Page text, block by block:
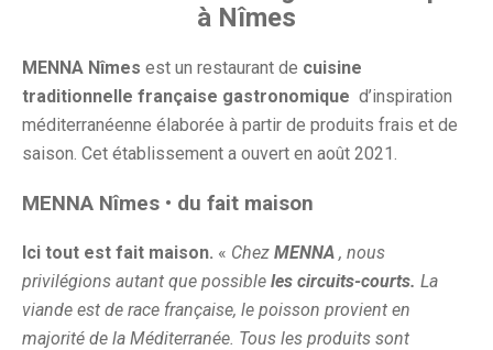
à Nîmes
MENNA Nîmes est un restaurant de cuisine
traditionnelle française gastronomique d’inspiration
méditerranéenne élaborée à partir de produits frais et de
saison. Cet établissement a ouvert en août 2021.
MENNA Nîmes • du fait maison
Ici tout est fait maison. « Chez MENNA , nous
privilégions autant que possible les circuits-courts. La
viande est de race française, le poisson provient en
majorité de la Méditerranée. Tous les produits sont